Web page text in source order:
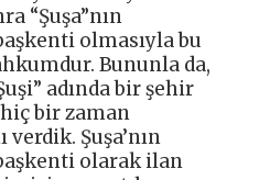
“Şuşa”nın
olmasıyla bu
Bununla da,
adında bir şehir
bir zaman
Şuşa’nın
olarak ilan